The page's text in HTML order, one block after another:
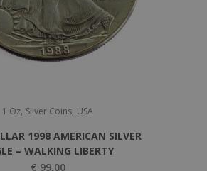
1 Oz, Silver Coins, USA
1998 AMERICAN SILVER
– WALKING LIBERTY
€ 99,00